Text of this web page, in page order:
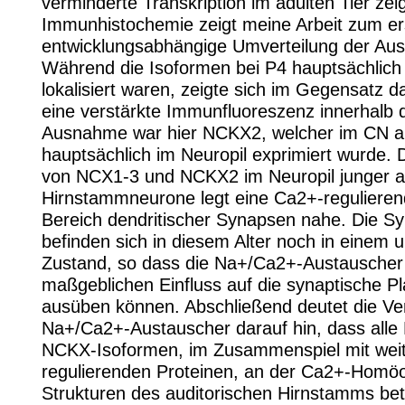
Immunhistochemie zeigt meine Arbeit zum
entwicklungsabhängige Umverteilung der
Während die Isoformen bei P4
lokalisiert waren, zeigte sich im Gegensatz
eine verstärkte Immunfluoreszenz innerhalb
Ausnahme war hier NCKX2, welcher im CN
hauptsächlich im Neuropil exprimiert wurde.
von NCX1-3 und NCKX2 im Neuropil junger
Hirnstammneurone legt eine Ca2+-
Bereich dendritischer Synapsen nahe. Die
befinden sich in diesem Alter noch in einem
Zustand, so dass die Na+/Ca2+-
maßgeblichen Einfluss auf die synaptische
ausüben können. Abschließend deutet die
Na+/Ca2+-Austauscher darauf hin, dass alle
NCKX-Isoformen, im Zusammenspiel mit
regulierenden Proteinen, an der Ca2+-
Strukturen des auditorischen Hirnstamms